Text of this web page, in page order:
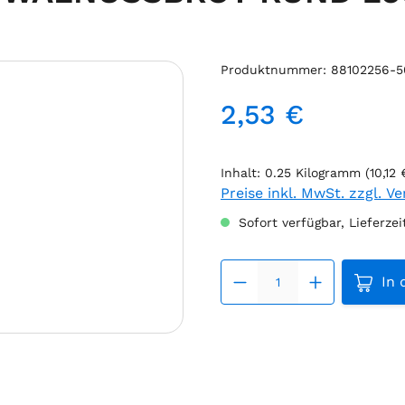
Produktnummer: 88102256-
Regulärer Preis:
2,53 €
Inhalt: 0.25 Kilogramm
Preise inkl. MwSt. zzgl.
Sofort verfügbar,
In